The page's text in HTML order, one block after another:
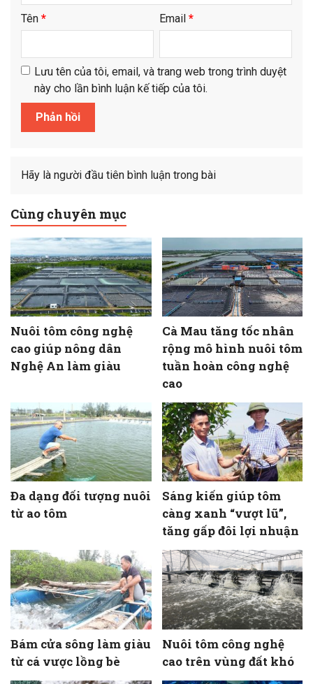
Tên * Email *
Lưu tên của tôi, email, và trang web trong trình duyệt
này cho lần bình luận kế tiếp của tôi.
Hãy là người đầu tiên bình luận trong bài
Cùng chuyên mục
Nuôi tôm công nghệ
cao giúp nông dân
Nghệ An làm giàu
Cà Mau tăng tốc nhân
rộng mô hình nuôi tôm
tuần hoàn công nghệ
cao
Đa dạng đối tượng nuôi
từ ao tôm
Sáng kiến giúp tôm
càng xanh “vượt lũ”,
tăng gấp đôi lợi nhuận
Bám cửa sông làm giàu
từ cá vược lồng bè
Nuôi tôm công nghệ
cao trên vùng đất khó